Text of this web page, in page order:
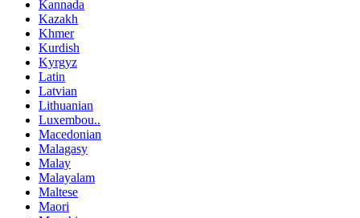
Kannada
Kazakh
Khmer
Kurdish
Kyrgyz
Latin
Latvian
Lithuanian
Luxembou..
Macedonian
Malagasy
Malay
Malayalam
Maltese
Maori